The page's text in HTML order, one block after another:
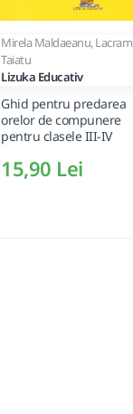
Mirela Maldaeanu,
Taiatu
Lizuka Educativ
Ghid pentru predarea
orelor de compunere
pentru clasele III-IV
15,90 Lei